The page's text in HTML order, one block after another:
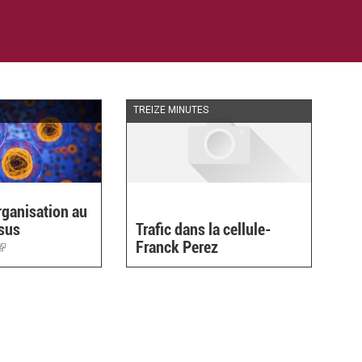
au
TREIZE MINUTES
Trafic dans la cellule-
Franck Perez